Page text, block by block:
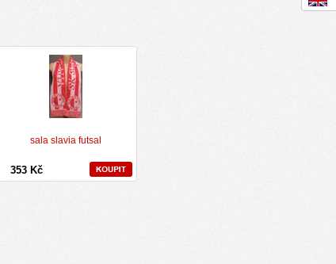
sala slavia futsal
353 Kč